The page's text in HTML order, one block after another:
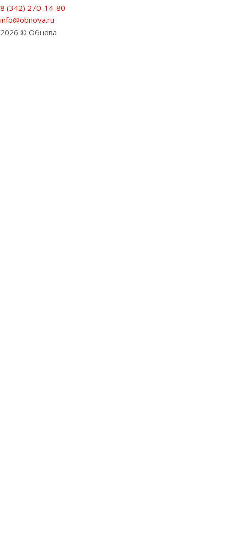
8 (342) 270-14-80
info@obnova.ru
2026 © Обнова